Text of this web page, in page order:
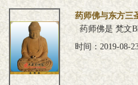
药师佛与东方三
药师佛是 梵文
时间：2019-08-